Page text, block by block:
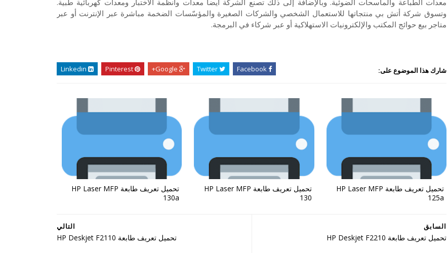
معدات الطباعة والماسحات الضوئية. وبالإضافة إلى ذلك تصنع الشركة أيضا معدات وأنظمة الاختبار ومعدات كهربائية طبية.
وتسوق شركة أتش بي منتجاتها للاستعمال الشخصي والشركات الصغيرة والمؤسّسات الضخمة مباشرة عبر الإنترنت أو عبر
متاجر بيع حوائج المكتب والإلكترونيات الاستهلاكية أو عبر شركاء في البرمجة.
شارك هذا الموضوع على:
تحميل تعريف طابعة HP Laser MFP
125a
تحميل تعريف طابعة HP Laser MFP
130
تحميل تعريف طابعة HP Laser MFP
130a
التالي
تحميل تعريف طابعة HP Deskjet F2110
السابق
تحميل تعريف طابعة HP Deskjet F2210